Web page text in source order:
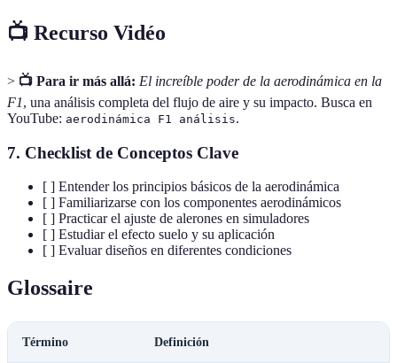
📺 Recurso Vidéo
> 📺 Para ir más allá: El increíble poder de la aerodinámica en la
F1, una análisis completa del flujo de aire y su impacto. Busca en
YouTube: aerodinámica F1 análisis.
7. Checklist de Conceptos Clave
[ ] Entender los principios básicos de la aerodinámica
[ ] Familiarizarse con los componentes aerodinámicos
[ ] Practicar el ajuste de alerones en simuladores
[ ] Estudiar el efecto suelo y su aplicación
[ ] Evaluar diseños en diferentes condiciones
Glossaire
Término Definición